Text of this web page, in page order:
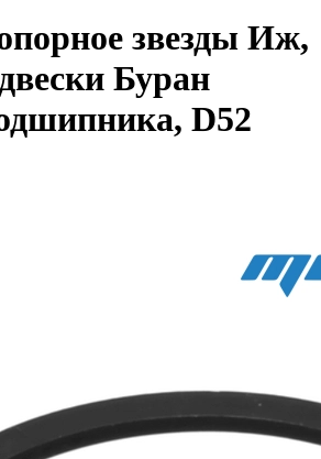
звезды Иж,
Буран
D52